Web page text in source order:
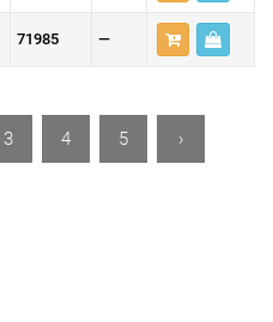
71985 —
3 4 5 ›